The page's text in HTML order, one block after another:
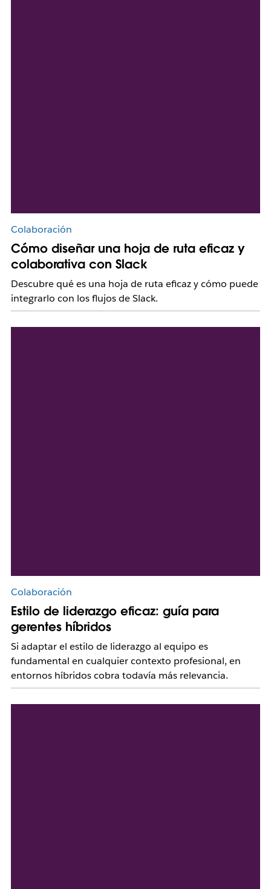
Colaboración
Cómo diseñar una hoja de ruta eficaz y
colaborativa con Slack
Descubre qué es una hoja de ruta eficaz y cómo puede
integrarlo con los flujos de Slack.
Colaboración
Estilo de liderazgo eficaz: guía para
gerentes híbridos
Si adaptar el estilo de liderazgo al equipo es
fundamental en cualquier contexto profesional, en
entornos híbridos cobra todavía más relevancia.